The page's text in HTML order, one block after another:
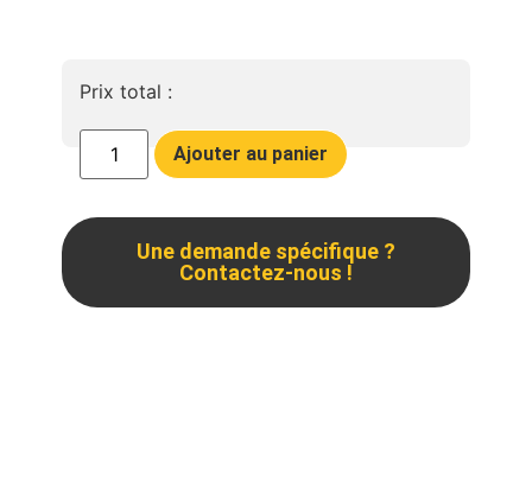
Prix total :
Ajouter au panier
Une demande spécifique ?
Contactez-nous !